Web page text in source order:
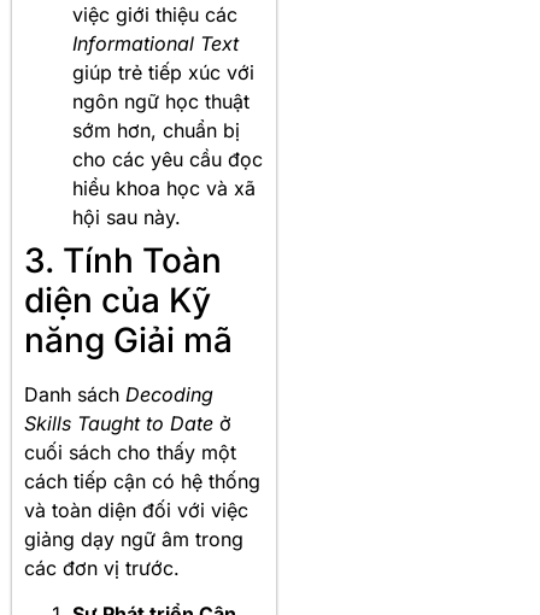
việc giới thiệu các
Informational Text
giúp trẻ tiếp xúc với
ngôn ngữ học thuật
sớm hơn, chuẩn bị
cho các yêu cầu đọc
hiểu khoa học và xã
hội sau này.
3. Tính Toàn
diện của Kỹ
năng Giải mã
Danh sách Decoding
Skills Taught to Date ở
cuối sách cho thấy một
cách tiếp cận có hệ thống
và toàn diện đối với việc
giảng dạy ngữ âm trong
các đơn vị trước.